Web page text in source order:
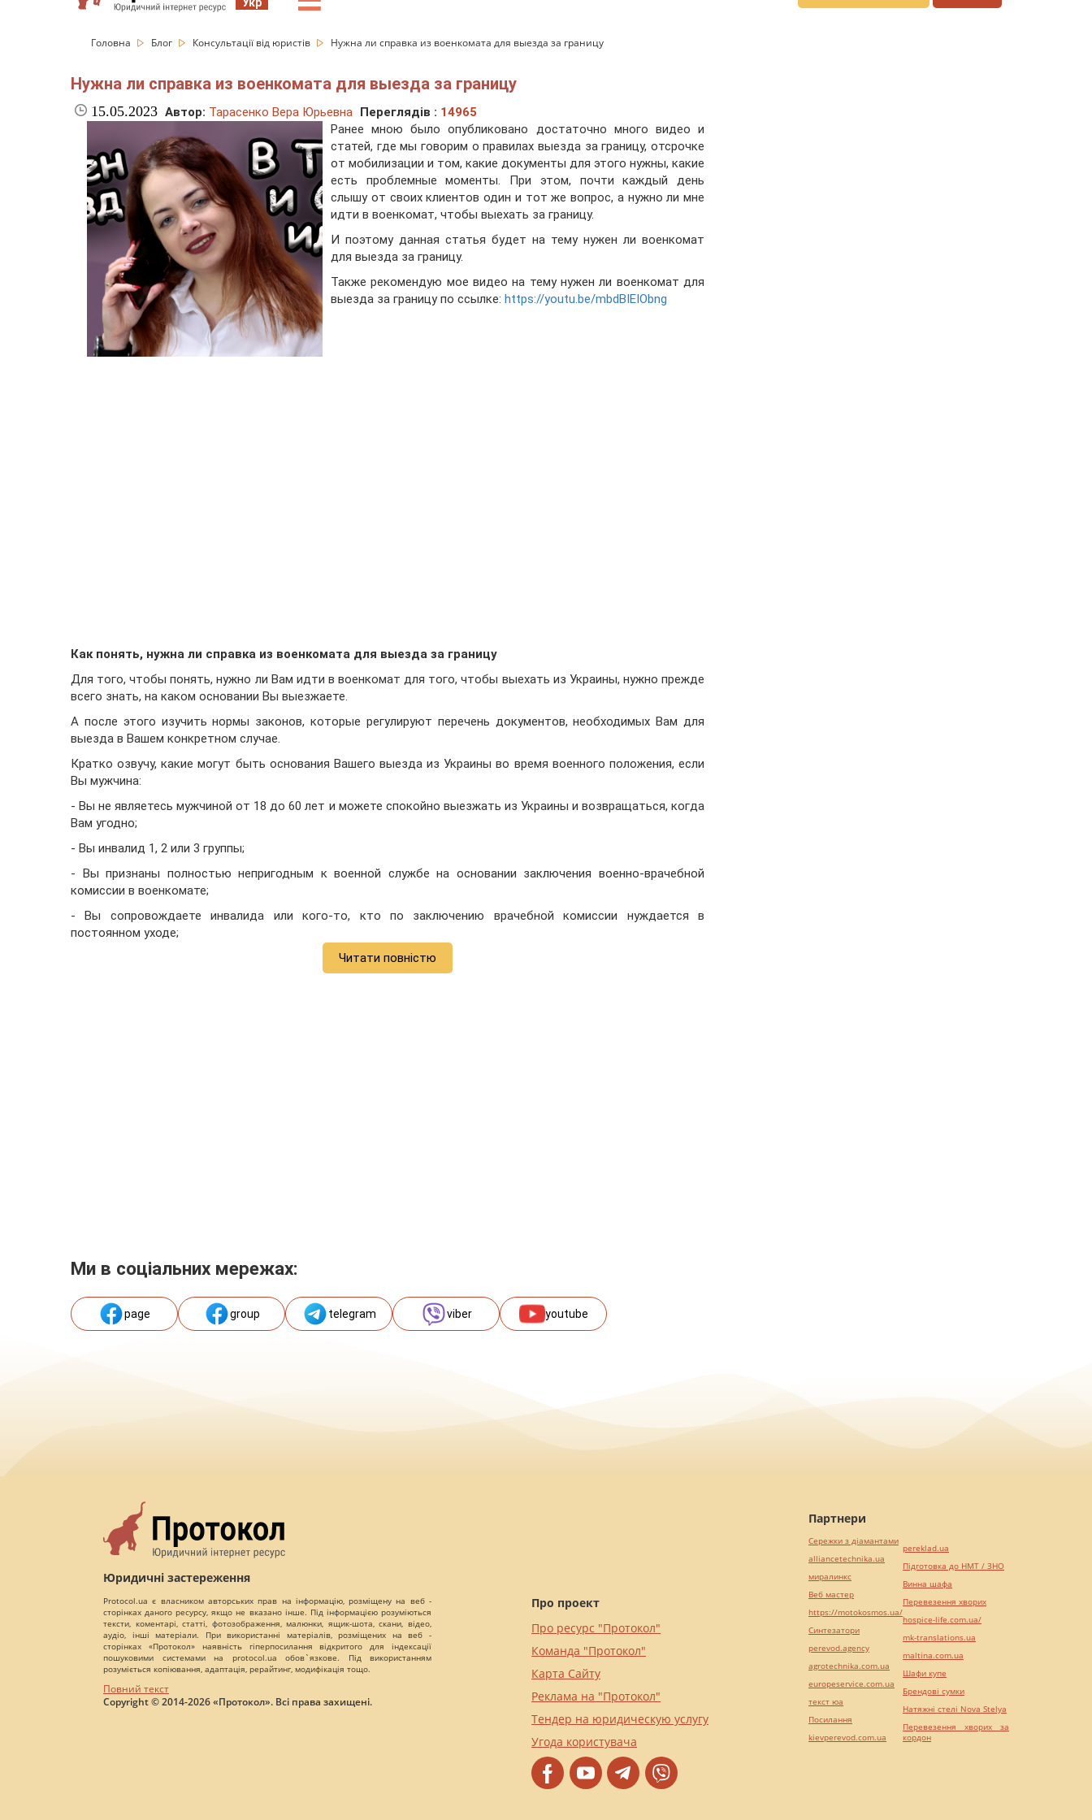
Головна Блог Консультації від юристів Нужна ли справка из военкомата для выезда за границу
Нужна ли справка из военкомата для выезда за границу
15.05.2023 Автор: Тарасенко Вера Юрьевна Переглядів : 14965
Ранее мною было опубликовано достаточно много видео и
статей, где мы говорим о правилах выезда за границу, отсрочке
от мобилизации и том, какие документы для этого нужны, какие
есть проблемные моменты. При этом, почти каждый день
слышу от своих клиентов один и тот же вопрос, а нужно ли мне
идти в военкомат, чтобы выехать за границу.
И поэтому данная статья будет на тему нужен ли военкомат
для выезда за границу.
Также рекомендую мое видео на тему нужен ли военкомат для
выезда за границу по ссылке: https://youtu.be/mbdBIEIObng
Как понять, нужна ли справка из военкомата для выезда за границу
Для того, чтобы понять, нужно ли Вам идти в военкомат для того, чтобы выехать из Украины, нужно прежде
всего знать, на каком основании Вы выезжаете.
А после этого изучить нормы законов, которые регулируют перечень документов, необходимых Вам для
выезда в Вашем конкретном случае.
Кратко озвучу, какие могут быть основания Вашего выезда из Украины во время военного положения, если
Вы мужчина:
- Вы не являетесь мужчиной от 18 до 60 лет и можете спокойно выезжать из Украины и возвращаться, когда
Вам угодно;
- Вы инвалид 1, 2 или 3 группы;
- Вы признаны полностью непригодным к военной службе на основании заключения военно-врачебной
комиссии в военкомате;
- Вы сопровождаете инвалида или кого-то, кто по заключению врачебной комиссии нуждается в
постоянном уходе;
Читати повністю
Ми в соціальних мережах:
page group telegram viber youtube
Юридичні застереження
Protocol.ua є власником авторських прав на інформацію, розміщену на веб -
сторінках даного ресурсу, якщо не вказано інше. Під інформацією розуміються
тексти, коментарі, статті, фотозображення, малюнки, ящик-шота, скани, відео,
аудіо, інші матеріали. При використанні матеріалів, розміщених на веб -
сторінках «Протокол» наявність гіперпосилання відкритого для індексації
пошуковими системами на protocol.ua обов`язкове. Під використанням
розуміється копіювання, адаптація, рерайтинг, модифікація тощо.
Повний текст
Copyright © 2014-2026 «Протокол». Всі права захищені.
Про проект
Про ресурс "Протокол"
Команда "Протокол"
Карта Сайту
Реклама на "Протокол"
Тендер на юридическую услугу
Угода користувача
Партнери
Сережки з діамантами
alliancetechnika.ua
миралинкс
Веб мастер
https://motokosmos.ua/
Синтезатори
perevod.agency
agrotechnika.com.ua
europeservice.com.ua
текст юа
Посилання
kievperevod.com.ua
pereklad.ua
Підготовка до НМТ / ЗНО
Винна шафа
Перевезення хворих
hospice-life.com.ua/
mk-translations.ua
maltina.com.ua
Шафи купе
Брендові сумки
Натяжні стелі Nova Stelya
Перевезення хворих за
кордон